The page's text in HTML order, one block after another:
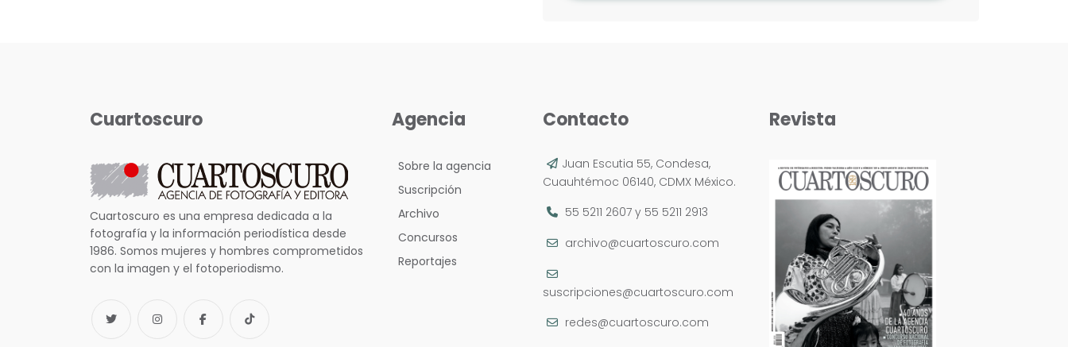
Cuartoscuro
Cuartoscuro es una empresa dedicada a la
fotografía y la información periodística desde
1986. Somos mujeres y hombres comprometidos
con la imagen y el fotoperiodismo.
Agencia
Sobre la agencia
Suscripción
Archivo
Concursos
Reportajes
Contacto
Juan Escutia 55, Condesa,
Cuauhtémoc 06140, CDMX México.
55 5211 2607y 55 5211 2913
archivo@cuartoscuro.com
suscripciones@cuartoscuro.com
redes@cuartoscuro.com
Revista